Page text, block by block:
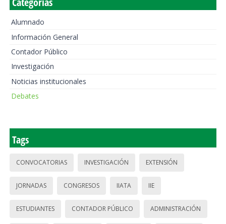
Alumnado
Información General
Contador Público
Investigación
Noticias institucionales
Debates
Tags
CONVOCATORIAS INVESTIGACIÓN EXTENSIÓN
JORNADAS CONGRESOS IIATA IIE
ESTUDIANTES CONTADOR PÚBLICO ADMINISTRACIÓN